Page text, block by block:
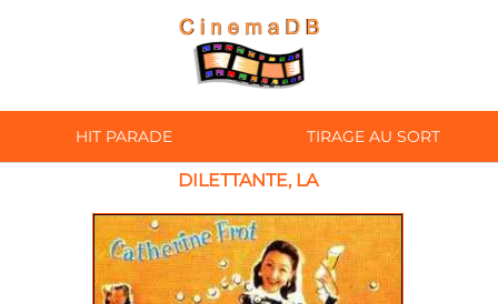
HIT PARADE TIRAGE AU SORT
DILETTANTE, LA